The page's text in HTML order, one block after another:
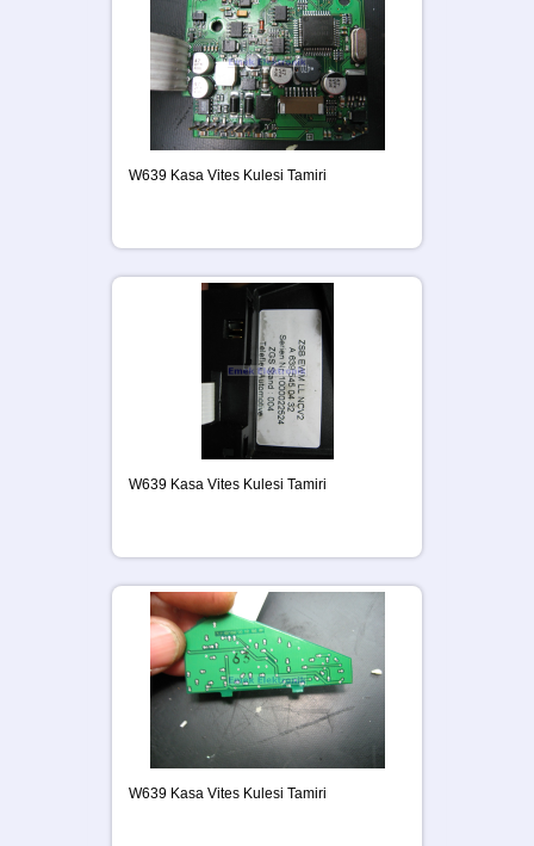
W639 Kasa Vites Kulesi Tamiri
W639 Kasa Vites Kulesi Tamiri
W639 Kasa Vites Kulesi Tamiri